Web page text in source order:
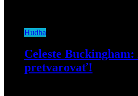
Hudba
Celeste Buckingham:
pretvarovať!